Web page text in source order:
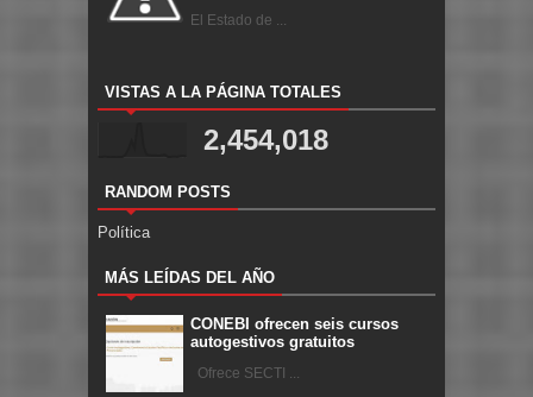
El Estado de ...
VISTAS A LA PÁGINA TOTALES
2,454,018
RANDOM POSTS
Política
MÁS LEÍDAS DEL AÑO
CONEBI ofrecen seis cursos
autogestivos gratuitos
Ofrece SECTI ...